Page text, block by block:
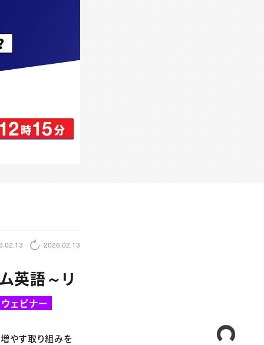
2026.02.13
英語～リ
ウェビナー
やす取り組みを